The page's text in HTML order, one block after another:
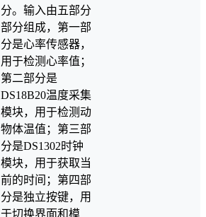
分。输入由五部分
部分组成，第一部
分是心率传感器，
用于检测心率值；
第二部分是
DS18B20温度采集
模块，用于检测动
物体温值；第三部
分是DS1302时钟
模块，用于获取当
前的时间；第四部
分是独立按键，用
于切换界面和模